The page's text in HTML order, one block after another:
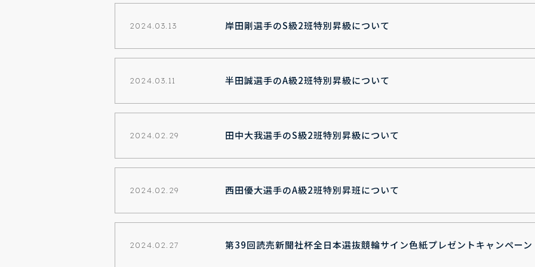
2024.03.13 岸田剛選手のS級2班特別昇級について
2024.03.11 半田誠選手のA級2班特別昇級について
2024.02.29 田中大我選手のS級2班特別昇級について
2024.02.29 西田優大選手のA級2班特別昇班について
2024.02.27 第39回読売新聞社杯全日本選抜競輪サイン色紙プレゼントキャンペーン